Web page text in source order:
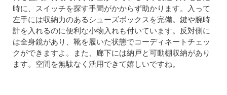
時に、スイッチを探す手間がかからず助かります。入って
左手には収納力のあるシューズボックスを完備。鍵や腕時
計を入れるのに便利な小物入れも付いています。反対側に
は全身鏡があり、靴を履いた状態でコーディネートチェッ
クができますよ。また、廊下には納戸と可動棚収納があり
ます。空間を無駄なく活用できて嬉しいですね。